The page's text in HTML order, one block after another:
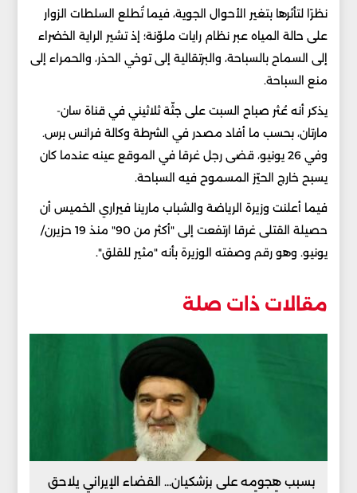
نظرًا لتأثرها بتغير الأحوال الجوية، فيما تُطلع السلطات الزوار
على حالة المياه عبر نظام رايات ملوّنة؛ إذ تشير الراية الخضراء
إلى السماح بالسباحة، والبرتقالية إلى توخي الحذر، والحمراء إلى
منع السباحة.
يذكر أنه عُثر صباح السبت على جثّة ثلاثيني في قناة سان-
مارتان، بحسب ما أفاد مصدر في الشرطة وكالة فرانس برس.
وفي 26 يونيو، قضى رجل غرقا في الموقع عينه عندما كان
يسبح خارج الحيّز المسموح فيه السباحة.
فيما أعلنت وزيرة الرياضة والشباب مارينا فيراري الخميس أن
حصيلة القتلى غرقا ارتفعت إلى "أكثر من 90" منذ 19 حزيرن/
يونيو. وهو رقم وصفته الوزيرة بأنه "مثير للقلق".
مقالات ذات صلة
بسبب هجومه على بزشكيان... القضاء الإيراني يلاحق